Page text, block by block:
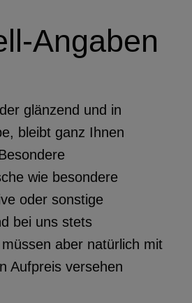
Angaben
glänzend und in
bleibt ganz Ihnen
wie besondere
oder sonstige
bei uns stets
aber natürlich mit
Aufpreis versehen